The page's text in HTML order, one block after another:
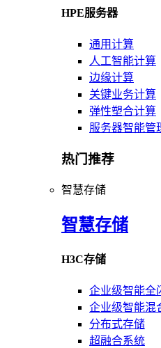
HPE服务器
通用计算
人工智能计算
边缘计算
关键业务计算
弹性塑合计算
服务器智能管
热门推荐
智慧存储
智慧存储
H3C存储
企业级智能全
企业级智能混
分布式存储
超融合系统